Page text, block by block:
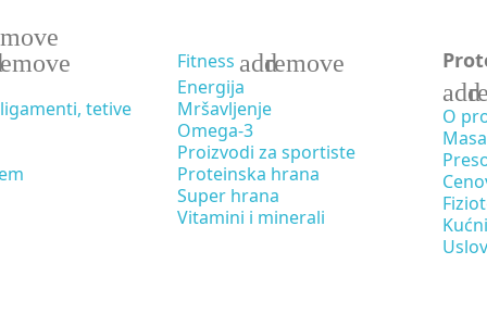
tetive
Fitness addremove
Energija
Mršavljenje
Omega-3
Proizvodi za sportiste
Proteinska hrana
Super hrana
Vitamini i minerali
add
O